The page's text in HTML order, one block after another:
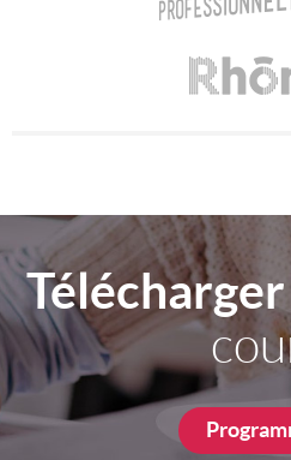
Télécharger